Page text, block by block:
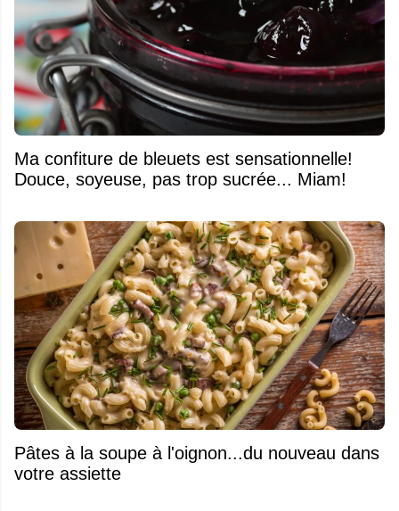
Ma confiture de bleuets est sensationnelle!
Douce, soyeuse, pas trop sucrée... Miam!
Pâtes à la soupe à l'oignon...du nouveau dans
votre assiette